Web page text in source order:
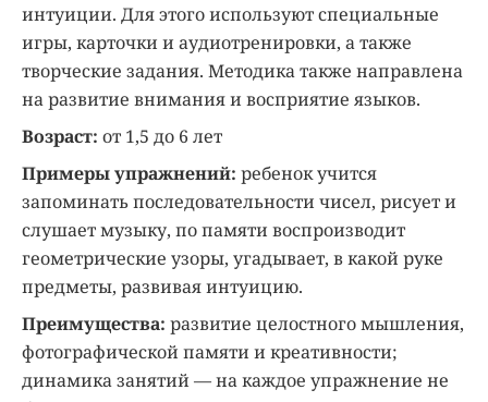
интуиции. Для этого используют специальные
игры, карточки и аудиотренировки, а также
творческие задания. Методика также направлена
на развитие внимания и восприятие языков.
Возраст: от 1,5 до 6 лет
Примеры упражнений: ребенок учится
запоминать последовательности чисел, рисует и
слушает музыку, по памяти воспроизводит
геометрические узоры, угадывает, в какой руке
предметы, развивая интуицию.
Преимущества: развитие целостного мышления,
фотографической памяти и креативности;
динамика занятий — на каждое упражнение не